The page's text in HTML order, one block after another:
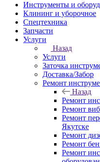
Инструменты и
Клининг и уборочное
Спецтехника
Запчасти
Услуги
Назад
Услуги
Заточка
Доставка/Забор
Ремонт
Назад
Ремонт
Ремонт
Ремонт
Якутске
Ремонт
Ремонт
Ремонт